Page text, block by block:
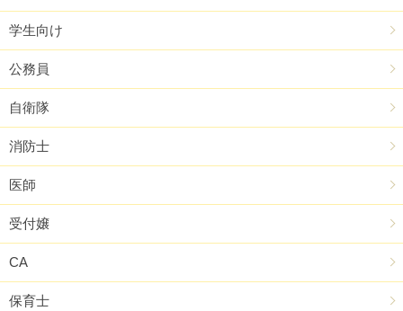
学生向け
公務員
自衛隊
消防士
医師
受付嬢
CA
保育士